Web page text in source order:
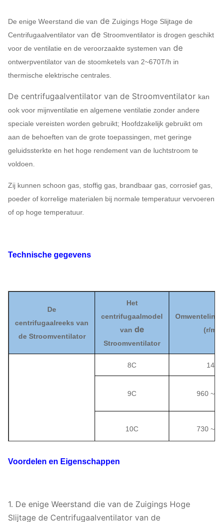
De enige Weerstand die van de Zuigings Hoge Slijtage de
Centrifugaalventilator van de Stroomventilator is drogen geschikt
voor de ventilatie en de veroorzaakte systemen van de
ontwerpventilator van de stoomketels van 2~670T/h in
thermische elektrische centrales.
De centrifugaalventilator van de Stroomventilator kan
ook voor mijnventilatie en algemene ventilatie zonder andere
speciale vereisten worden gebruikt; Hoofdzakelijk gebruikt om
aan de behoeften van de grote toepassingen, met geringe
geluidssterkte en het hoge rendement van de luchtstroom te
voldoen.
Zij kunnen schoon gas, stoffig gas, brandbaar gas, corrosief gas,
poeder of korrelige materialen bij normale temperatuur vervoeren
of op hoge temperatuur.
Technische gegevens
De
centrifugaalreeks van
de Stroomventilator
Het
centrifugaalmodel
van de
Stroomventilator
(r/
8C 1450
9C 960 ~
10C 730 ~
12C
Voordelen en Eigenschappen
1. De enige Weerstand die van de Zuigings Hoge
Slijtage de Centrifugaalventilator van de